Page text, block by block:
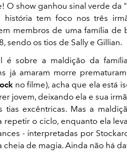
O show ganhou sinal verde da "
tem foco nos três
membros de uma família de
sendo os tios de Sally e Gillian.
é sobre a maldição da
já amaram morre
no filme), acha que ela está
jovem, deixando ela e sua
tias excêntricas. Mas a
repetir o ciclo, enquanto ela
- interpretadas por
cheia de magia. Ainda não há